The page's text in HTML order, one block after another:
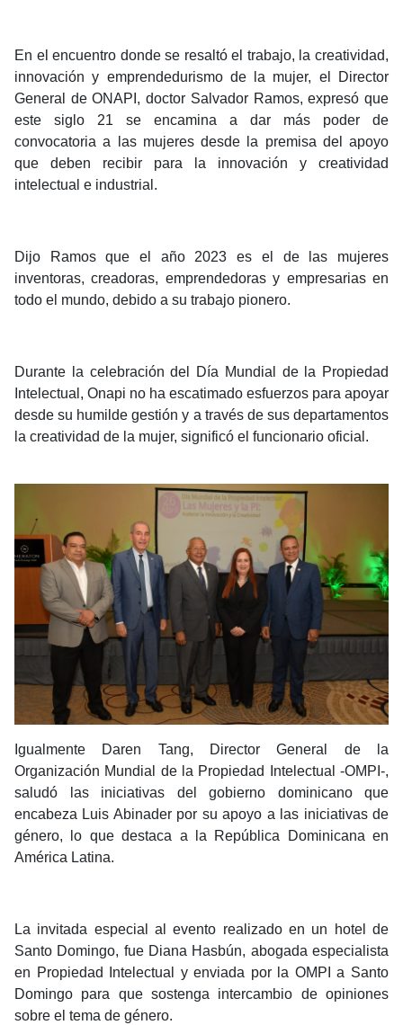
En el encuentro donde se resaltó el trabajo, la creatividad,
innovación y emprendedurismo de la mujer, el Director
General de ONAPI, doctor Salvador Ramos, expresó que
este siglo 21 se encamina a dar más poder de
convocatoria a las mujeres desde la premisa del apoyo
que deben recibir para la innovación y creatividad
intelectual e industrial.
Dijo Ramos que el año 2023 es el de las mujeres
inventoras, creadoras, emprendedoras y empresarias en
todo el mundo, debido a su trabajo pionero.
Durante la celebración del Día Mundial de la Propiedad
Intelectual, Onapi no ha escatimado esfuerzos para apoyar
desde su humilde gestión y a través de sus departamentos
la creatividad de la mujer, significó el funcionario oficial.
Igualmente Daren Tang, Director General de la
Organización Mundial de la Propiedad Intelectual -OMPI-,
saludó las iniciativas del gobierno dominicano que
encabeza Luis Abinader por su apoyo a las iniciativas de
género, lo que destaca a la República Dominicana en
América Latina.
La invitada especial al evento realizado en un hotel de
Santo Domingo, fue Diana Hasbún, abogada especialista
en Propiedad Intelectual y enviada por la OMPI a Santo
Domingo para que sostenga intercambio de opiniones
sobre el tema de género.